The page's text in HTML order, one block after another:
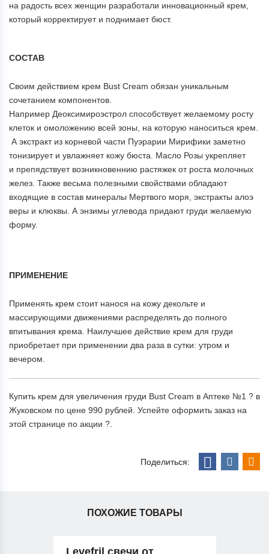
на радость всех женщин разработали инновационный крем,
который корректирует и поднимает бюст.
СОСТАВ
Своим действием крем Bust Cream обязан уникальным
сочетанием компонентов.
Например Деоксимироэстрол способствует желаемому росту
клеток и омоложению всей зоны, на которую наноситься крем.
А экстракт из корневой части Пуэрарии Мирифики заметно
тонизирует и увлажняет кожу бюста. Масло Розы укрепляет
и препядствует возникновеннию растяжек от роста молочных
желез. Также весьма полезными свойствами обладают
входящие в состав минералы Мертвого моря, экстракты алоэ
веры и клюквы. А энзимы углевода придают груди желаемую
форму.
ПРИМЕНЕНИЕ
Применять крем стоит нанося на кожу декольте и
массирующими движениями распределять до полного
впитывания крема. Наилучшее действие крем для груди
приобретает при применении два раза в сутки: утром и
вечером.
Купить крем для увеличения груди Bust Cream в Аптеке №1 ? в
Жуковском по цене 990 рублей. Успейте оформить заказ на
этой странице по акции ?.
Поделиться:
ПОХОЖИЕ ТОВАРЫ
Levefril свечи от